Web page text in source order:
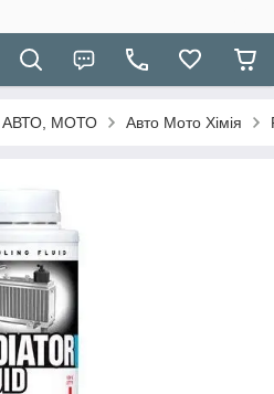
АВТО, МОТО Авто Мото Хімія